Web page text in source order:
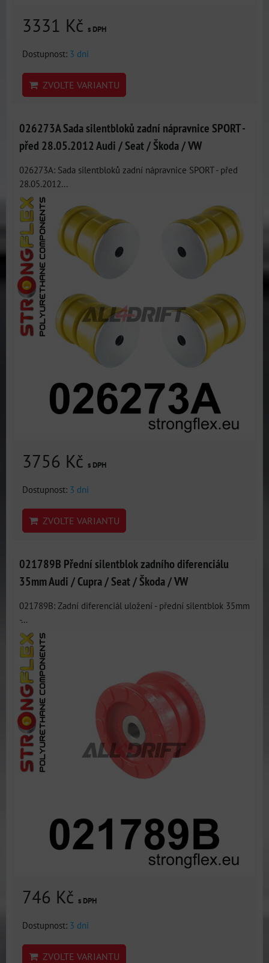
3331 Kč s DPH
Dostupnost: 3 dni
ZVOLTE VARIANTU
026273A Sada silentbloků zadní nápravnice SPORT -
před 28.05.2012 Audi / Seat / Škoda / VW
026273A: Sada silentbloků zadní nápravnice SPORT - před
28.05.2012...
3756 Kč s DPH
Dostupnost: 3 dni
ZVOLTE VARIANTU
021789B Přední silentblok zadního diferenciálu
35mm Audi / Cupra / Seat / Škoda / VW
021789B: Zadní diferenciál uložení - přední silentblok 35mm
-...
746 Kč s DPH
Dostupnost: 3 dni
ZVOLTE VARIANTU